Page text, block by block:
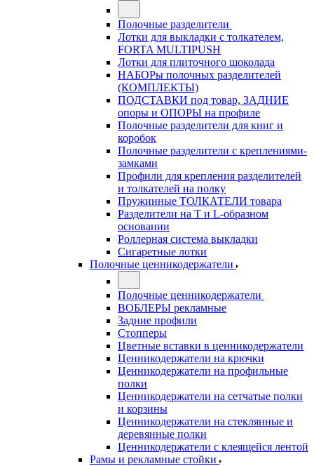
Полочные разделители
Лотки для выкладки с толкателем,
FORTA MULTIPUSH
Лотки для плиточного шоколада
НАБОРы полочных разделителей
(КОМПЛЕКТЫ)
ПОДСТАВКИ под товар, ЗАДНИЕ
опоры и ОПОРЫ на профиле
Полочные разделители для книг и
коробок
Полочные разделители с креплениями-
замками
Профили для крепления разделителей
и толкателей на полку
Пружинные ТОЛКАТЕЛИ товара
Разделители на Т и L-образном
основании
Роллерная система выкладки
Сигаретные лотки
Полочные ценникодержатели
Полочные ценникодержатели
ВОБЛЕРЫ рекламные
Задние профили
Стопперы
Цветные вставки в ценникодержатели
Ценникодержатели на крючки
Ценникодержатели на профильные
полки
Ценникодержатели на сетчатые полки
и корзины
Ценникодержатели на стеклянные и
деревянные полки
Ценникодержатели с клеящейся лентой
Рамы и рекламные стойки